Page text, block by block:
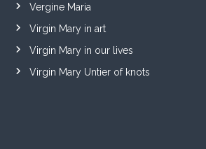
Vergine Maria
Virgin Mary in art
Virgin Mary in our lives
Virgin Mary Untier of knots